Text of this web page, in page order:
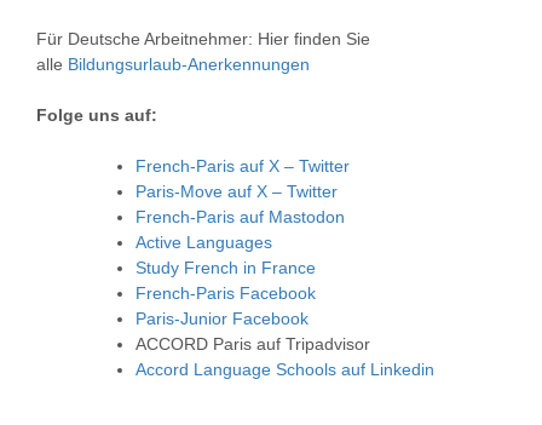
Für Deutsche Arbeitnehmer: Hier finden Sie
alle Bildungsurlaub-Anerkennungen
Folge uns auf:
French-Paris auf X – Twitter
Paris-Move auf X – Twitter
French-Paris auf Mastodon
Active Languages
Study French in France
French-Paris Facebook
Paris-Junior Facebook
ACCORD Paris auf Tripadvisor
Accord Language Schools auf Linkedin